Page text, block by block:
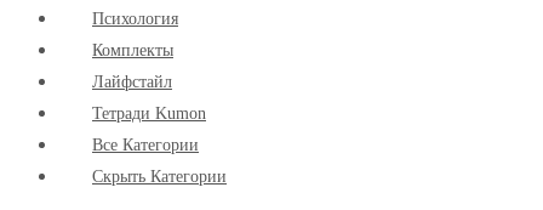
Психология
Комплекты
Лайфстайл
Тетради Kumon
Все Категории
Скрыть Категории